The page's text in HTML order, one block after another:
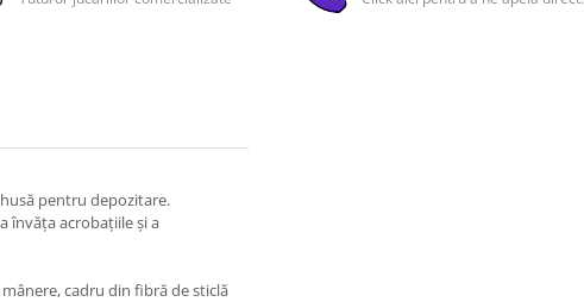
pentru depozitare.
învăța acrobațiile și a
cadru din fibră de sticlă